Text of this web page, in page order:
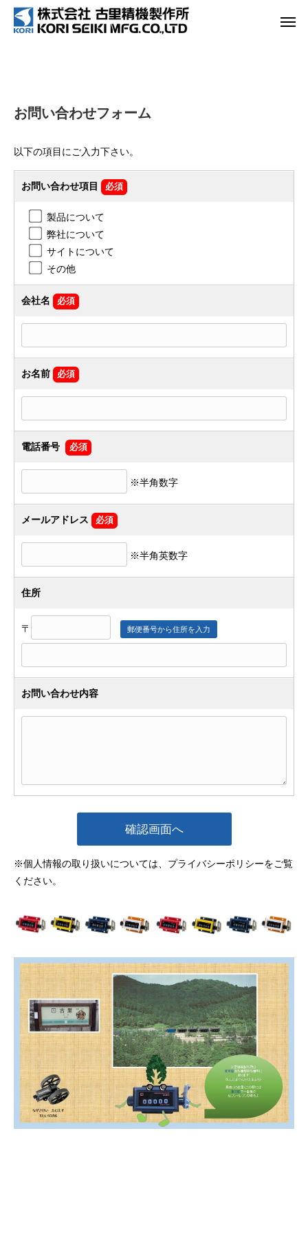
お問い合わせフォーム
以下の項目にご入力下さい。
お問い合わせ項目 必須
製品について
弊社について
サイトについて
その他
会社名 必須
お名前 必須
電話番号 必須
※半角数字
メールアドレス 必須
※半角英数字
住所
〒 郵便番号から住所を入力
お問い合わせ内容
※個人情報の取り扱いについては、 プライバシーポリシーをご覧
ください。